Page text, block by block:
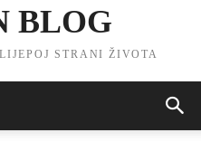
BLOG
STRANI ŽIVOTA